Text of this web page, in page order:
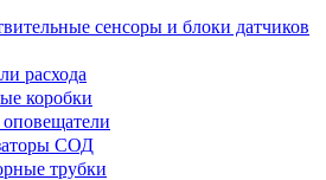
сенсоры и блоки датчиков
расхода
коробки
СОД
трубки